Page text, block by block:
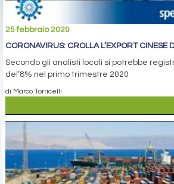
25 febbraio 2020
CORONAVIRUS: CROLLA L’EXPORT CINESE
Secondo gli analisti locali si potrebbe
del’8% nel primo trimestre 2020
di Marco Torricelli